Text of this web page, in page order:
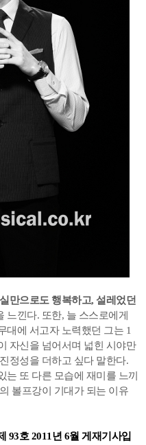
만으로도 행복하고, 설레었던
낀다. 또한, 늘 스스로에게
대에 서고자 노력했던 그는 1
자신을 넘어서며 넓힌 시야만
정성을 더하고 싶다 말한다.
는 또 다른 모습에 재미를 느끼
볼프강이 기대가 되는 이유
93호 2011년 6월 게재기사입